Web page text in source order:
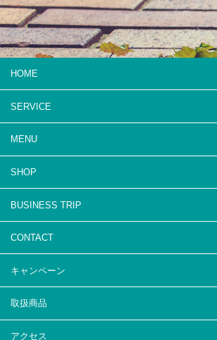
HOME
SERVICE
MENU
SHOP
BUSINESS TRIP
CONTACT
キャンペーン
取扱商品
アクセス